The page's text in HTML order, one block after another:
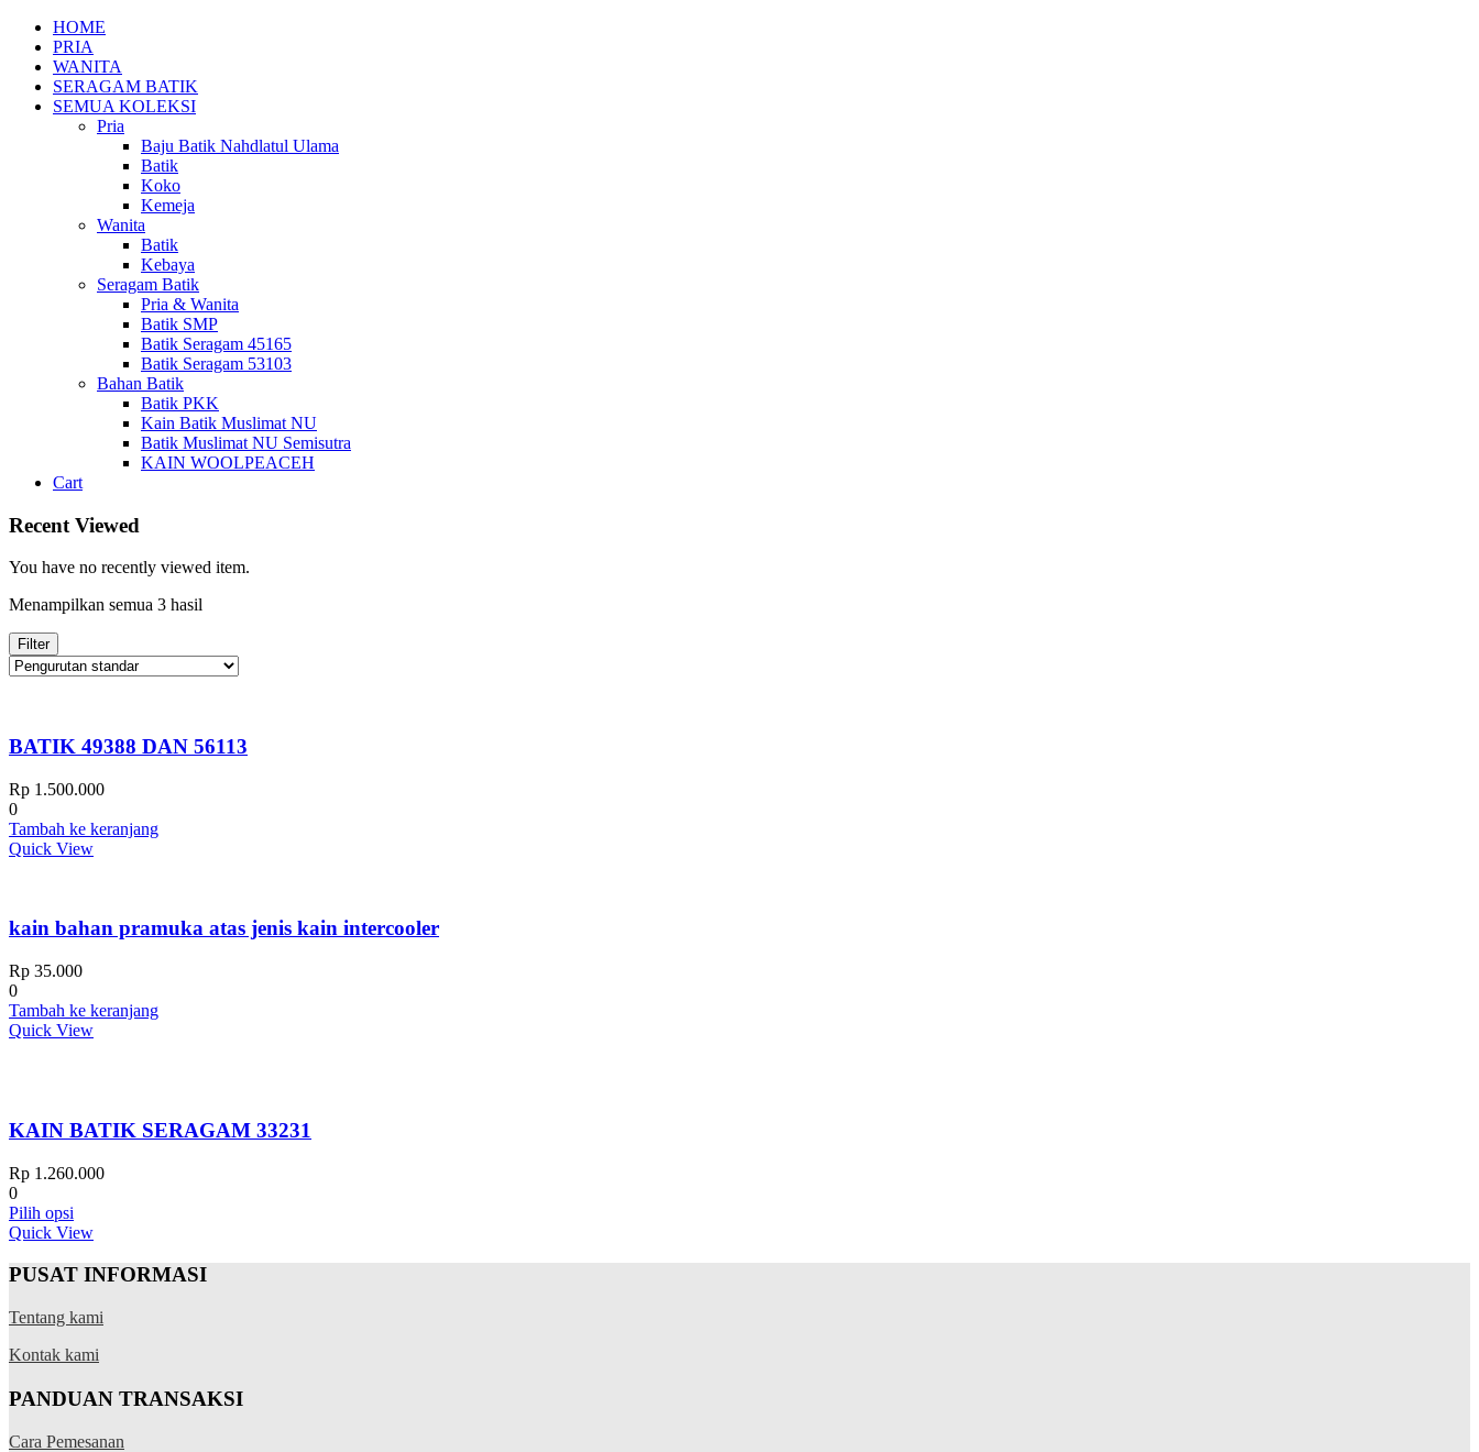
HOME
PRIA
WANITA
SERAGAM BATIK
SEMUA KOLEKSI
Pria
Baju Batik Nahdlatul Ulama
Batik
Koko
Kemeja
Wanita
Batik
Kebaya
Seragam Batik
Pria & Wanita
Batik SMP
Batik Seragam 45165
Batik Seragam 53103
Bahan Batik
Batik PKK
Kain Batik Muslimat NU
Batik Muslimat NU Semisutra
KAIN WOOLPEACEH
Cart
Recent Viewed
You have no recently viewed item.
Menampilkan semua 3 hasil
Filter
BATIK 49388 DAN 56113
Rp 1.500.000
0
Tambah ke keranjang
Quick View
kain bahan pramuka atas jenis kain intercooler
Rp 35.000
0
Tambah ke keranjang
Quick View
KAIN BATIK SERAGAM 33231
Rp 1.260.000
0
Pilih opsi
ini
beberapa
Pilihan
ini
dapat
di
halaman
Quick View
PUSAT INFORMASI
Tentang kami
Kontak kami
PANDUAN TRANSAKSI
Cara Pemesanan